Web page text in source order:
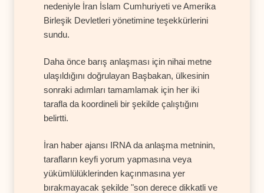
nedeniyle İran İslam Cumhuriyeti ve Amerika
Birleşik Devletleri yönetimine teşekkürlerini
sundu.
Daha önce barış anlaşması için nihai metne
ulaşıldığını doğrulayan Başbakan, ülkesinin
sonraki adımları tamamlamak için her iki
tarafla da koordineli bir şekilde çalıştığını
belirtti.
İran haber ajansı IRNA da anlaşma metninin,
tarafların keyfi yorum yapmasına veya
yükümlülüklerinden kaçınmasına yer
bırakmayacak şekilde "son derece dikkatli ve